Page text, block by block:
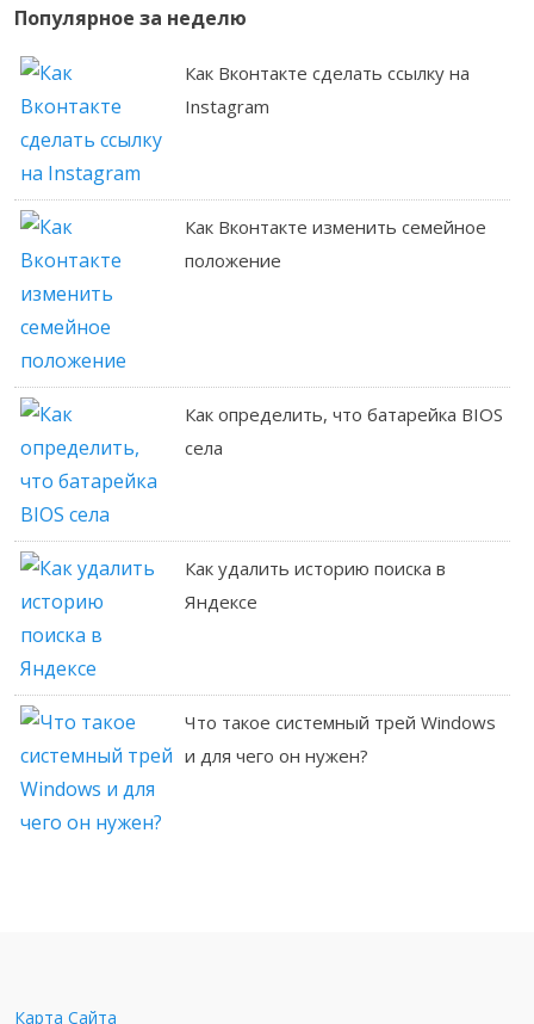
Популярное за неделю
Как Вконтакте сделать ссылку на
Instagram
Как Вконтакте изменить семейное
положение
Как определить, что батарейка BIOS
села
Как удалить историю поиска в
Яндексе
Что такое системный трей Windows
и для чего он нужен?
Карта Сайта